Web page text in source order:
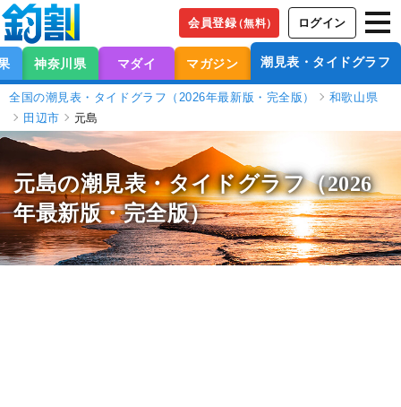
会員登録（無料） ログイン
神奈川県 マダイ マガジン 潮見表・タイドグラフ
全国の潮見表・タイドグラフ（2026年最新版・完全版）
和歌山県
田辺市
元島
元島の潮見表・タイドグラフ（2026
年最新版・完全版）